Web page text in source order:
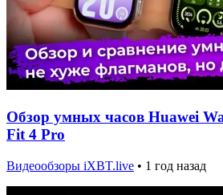
Обзор умных часов Huawei
Fit 4 Pro
Видеообзоры iXBT.live • 1 год назад